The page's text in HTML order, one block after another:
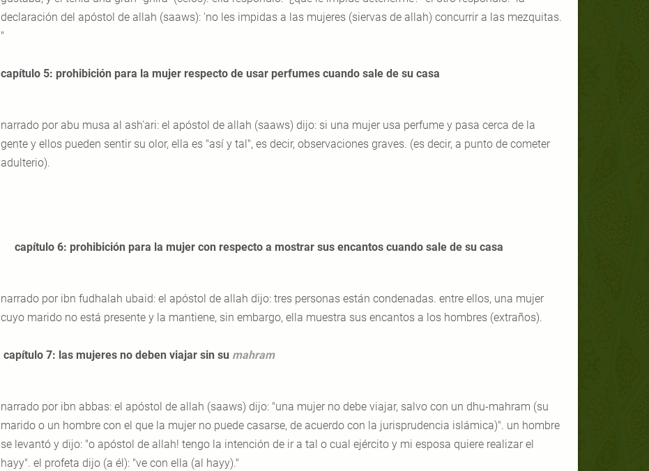
declaración del apóstol de allah (saaws): 'no les impidas a las mujeres (siervas de allah) concurrir a las mezquitas.
"
capítulo 5: prohibición para la mujer respecto de usar perfumes cuando sale de su casa
narrado por abu musa al ash'ari: el apóstol de allah (saaws) dijo: si una mujer usa perfume y pasa cerca de la
gente y ellos pueden sentir su olor, ella es "así y tal", es decir, observaciones graves. (es decir, a punto de cometer
adulterio).
capítulo 6: prohibición para la mujer con respecto a mostrar sus encantos cuando sale de su casa
narrado por ibn fudhalah ubaid: el apóstol de allah dijo: tres personas están condenadas. entre ellos, una mujer
cuyo marido no está presente y la mantiene, sin embargo, ella muestra sus encantos a los hombres (extraños).
capítulo 7: las mujeres no deben viajar sin su mahram
narrado por ibn abbas: el apóstol de allah (saaws) dijo: "una mujer no debe viajar, salvo con un dhu-mahram (su
marido o un hombre con el que la mujer no puede casarse, de acuerdo con la jurisprudencia islámica)". un hombre
se levantó y dijo: "o apóstol de allah! tengo la intención de ir a tal o cual ejército y mi esposa quiere realizar el
hayy". el profeta dijo (a él): "ve con ella (al hayy)."